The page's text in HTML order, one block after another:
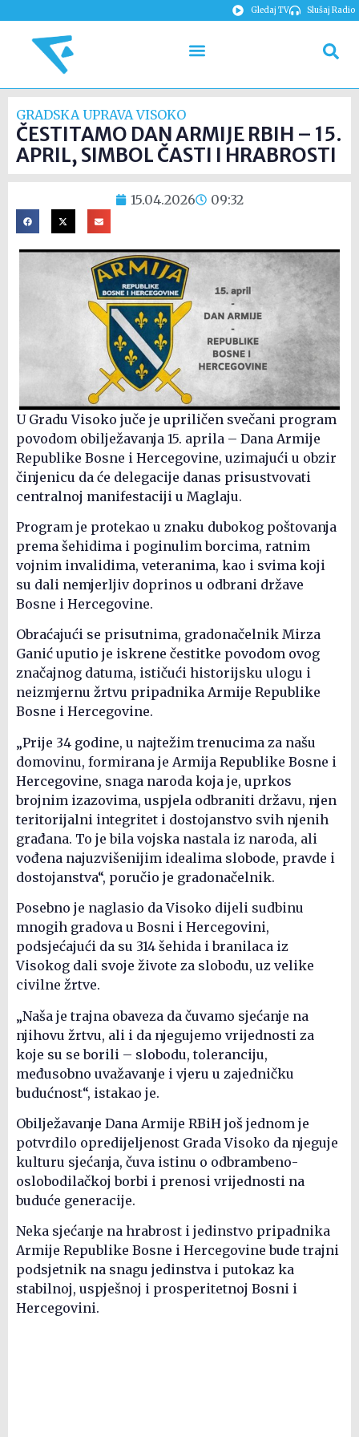
Gledaj TV Slušaj Radio
GRADSKA UPRAVA VISOKO
ČESTITAMO DAN ARMIJE RBIH – 15.
APRIL, SIMBOL ČASTI I HRABROSTI
15.04.2026 09:32
U Gradu Visoko juče je upriličen svečani program
povodom obilježavanja 15. aprila – Dana Armije
Republike Bosne i Hercegovine, uzimajući u obzir
činjenicu da će delegacije danas prisustvovati
centralnoj manifestaciji u Maglaju.
Program je protekao u znaku dubokog poštovanja
prema šehidima i poginulim borcima, ratnim
vojnim invalidima, veteranima, kao i svima koji
su dali nemjerljiv doprinos u odbrani države
Bosne i Hercegovine.
Obraćajući se prisutnima, gradonačelnik Mirza
Ganić uputio je iskrene čestitke povodom ovog
značajnog datuma, ističući historijsku ulogu i
neizmjernu žrtvu pripadnika Armije Republike
Bosne i Hercegovine.
„Prije 34 godine, u najtežim trenucima za našu
domovinu, formirana je Armija Republike Bosne i
Hercegovine, snaga naroda koja je, uprkos
brojnim izazovima, uspjela odbraniti državu, njen
teritorijalni integritet i dostojanstvo svih njenih
građana. To je bila vojska nastala iz naroda, ali
vođena najuzvišenijim idealima slobode, pravde i
dostojanstva“, poručio je gradonačelnik.
Posebno je naglasio da Visoko dijeli sudbinu
mnogih gradova u Bosni i Hercegovini,
podsjećajući da su 314 šehida i branilaca iz
Visokog dali svoje živote za slobodu, uz velike
civilne žrtve.
„Naša je trajna obaveza da čuvamo sjećanje na
njihovu žrtvu, ali i da njegujemo vrijednosti za
koje su se borili – slobodu, toleranciju,
međusobno uvažavanje i vjeru u zajedničku
budućnost“, istakao je.
Obilježavanje Dana Armije RBiH još jednom je
potvrdilo opredijeljenost Grada Visoko da njeguje
kulturu sjećanja, čuva istinu o odbrambeno-
oslobodilačkoj borbi i prenosi vrijednosti na
buduće generacije.
Neka sjećanje na hrabrost i jedinstvo pripadnika
Armije Republike Bosne i Hercegovine bude trajni
podsjetnik na snagu jedinstva i putokaz ka
stabilnoj, uspješnoj i prosperitetnoj Bosni i
Hercegovini.